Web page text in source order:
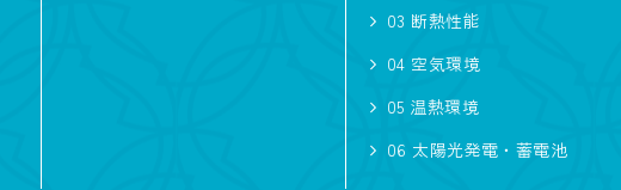
ハイトリビング
自然素材
スタイル
03 断熱性能
04 空気環境
05 温熱環境
06 太陽光発電・蓄電池